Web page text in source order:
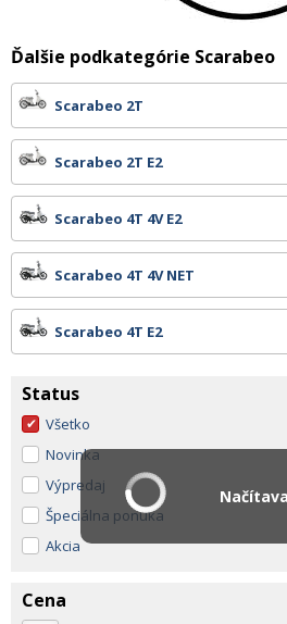
Ďalšie podkategórie Scarabeo
Scarabeo 2T
Scarabeo 2T E2
Scarabeo 4T 4V E2
Scarabeo 4T 4V NET
Scarabeo 4T E2
Status
Všetko
Novinka
Výpredaj
Špeciálna ponuka
Akcia
Cena